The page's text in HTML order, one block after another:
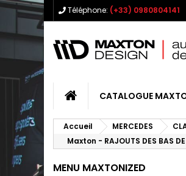
Téléphone: (+33) 0980804141
CATALOGUE
Accueil MERCEDES
Maxton - RAJOUTS DES BAS
MENU MAXTONIZED